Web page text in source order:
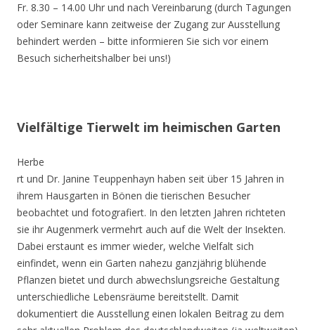
Fr. 8.30 – 14.00 Uhr und nach Vereinbarung (durch Tagungen
oder Seminare kann zeitweise der Zugang zur Ausstellung
behindert werden – bitte informieren Sie sich vor einem
Besuch sicherheitshalber bei uns!)
Vielfältige Tierwelt im heimischen Garten
Herbe
rt und Dr. Janine Teuppenhayn haben seit über 15 Jahren in
ihrem Hausgarten in Bönen die tierischen Besucher
beobachtet und fotografiert. In den letzten Jahren richteten
sie ihr Augenmerk vermehrt auch auf die Welt der Insekten.
Dabei erstaunt es immer wieder, welche Vielfalt sich
einfindet, wenn ein Garten nahezu ganzjährig blühende
Pflanzen bietet und durch abwechslungsreiche Gestaltung
unterschiedliche Lebensräume bereitstellt. Damit
dokumentiert die Ausstellung einen lokalen Beitrag zu dem